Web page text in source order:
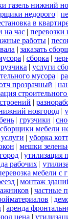
газель нижний
недорого |
в
на час | перевозки
работы |
| заказать
| сборка |
| услуги
мусора |
прозрачный |
|
новгород |
| грузчики |
сборщики мебели
| уборка
| мешки
| утилизация
рабочих |
мебели с
| монтаж
| частные
|
| аренда
цена |